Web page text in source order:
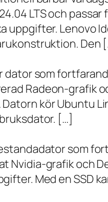
LTS och
Lenovo
Den
dator som
Radeon-grafik
kör Ubuntu
[…]
som
Nvidia-grafik och
Med en